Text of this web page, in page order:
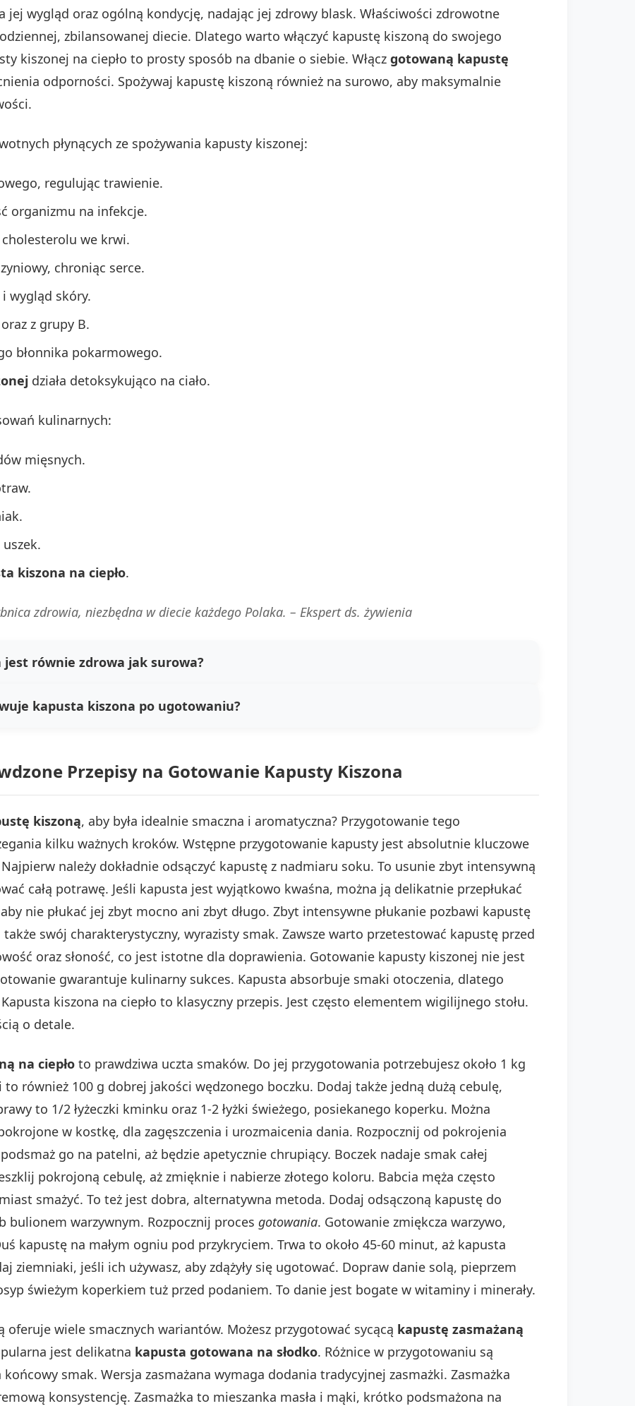
jej wygląd oraz ogólną kondycję, nadając jej zdrowy blask. Właściwości zdrowotne
zbilansowanej diecie. Dlatego warto włączyć kapustę kiszoną do swojego
kiszonej na ciepło to prosty sposób na dbanie o siebie. Włącz gotowaną kapustę
odporności. Spożywaj kapustę kiszoną również na surowo, aby maksymalnie
płynących ze spożywania kapusty kiszonej:
regulując trawienie.
organizmu na infekcje.
cholesterolu we krwi.
chroniąc serce.
wygląd skóry.
z grupy B.
błonnika pokarmowego.
działa detoksykująco na ciało.
kulinarnych:
mięsnych.
kiszona na ciepło.
zdrowia, niezbędna w diecie każdego Polaka. – Ekspert ds. żywienia
równie zdrowa jak surowa?
kapusta kiszona po ugotowaniu?
Przepisy na Gotowanie Kapusty Kiszona
kiszoną, aby była idealnie smaczna i aromatyczna? Przygotowanie tego
kilku ważnych kroków. Wstępne przygotowanie kapusty jest absolutnie kluczowe
należy dokładnie odsączyć kapustę z nadmiaru soku. To usunie zbyt intensywną
całą potrawę. Jeśli kapusta jest wyjątkowo kwaśna, można ją delikatnie przepłukać
nie płukać jej zbyt mocno ani zbyt długo. Zbyt intensywne płukanie pozbawi kapustę
swój charakterystyczny, wyrazisty smak. Zawsze warto przetestować kapustę przed
oraz słoność, co jest istotne dla doprawienia. Gotowanie kapusty kiszonej nie jest
gwarantuje kulinarny sukces. Kapusta absorbuje smaki otoczenia, dlatego
kiszona na ciepło to klasyczny przepis. Jest często elementem wigilijnego stołu.
o detale.
na ciepło to prawdziwa uczta smaków. Do jej przygotowania potrzebujesz około 1 kg
również 100 g dobrej jakości wędzonego boczku. Dodaj także jedną dużą cebulę,
to 1/2 łyżeczki kminku oraz 1-2 łyżki świeżego, posiekanego koperku. Można
w kostkę, dla zagęszczenia i urozmaicenia dania. Rozpocznij od pokrojenia
go na patelni, aż będzie apetycznie chrupiący. Boczek nadaje smak całej
pokrojoną cebulę, aż zmięknie i nabierze złotego koloru. Babcia męża często
smażyć. To też jest dobra, alternatywna metoda. Dodaj odsączoną kapustę do
bulionem warzywnym. Rozpocznij proces gotowania. Gotowanie zmiękcza warzywo,
kapustę na małym ogniu pod przykryciem. Trwa to około 45-60 minut, aż kapusta
ziemniaki, jeśli ich używasz, aby zdążyły się ugotować. Dopraw danie solą, pieprzem
świeżym koperkiem tuż przed podaniem. To danie jest bogate w witaminy i minerały.
oferuje wiele smacznych wariantów. Możesz przygotować sycącą kapustę zasmażaną
jest delikatna kapusta gotowana na słodko. Różnice w przygotowaniu są
smak. Wersja zasmażana wymaga dodania tradycyjnej zasmażki. Zasmażka
konsystencję. Zasmażka to mieszanka masła i mąki, krótko podsmażona na